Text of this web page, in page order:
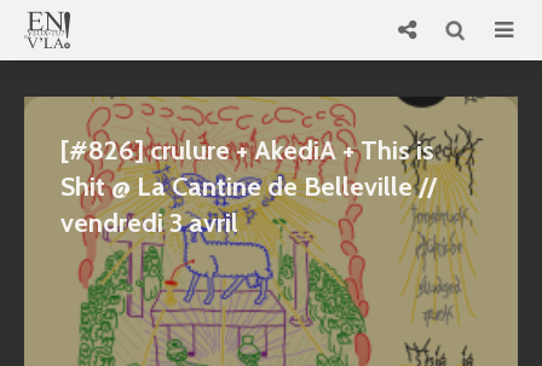
[#826] crulure + AkediA + This is
Shit @ La Cantine de Belleville //
vendredi 3 avril